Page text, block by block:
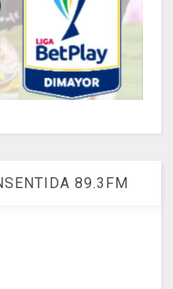
89.3FM